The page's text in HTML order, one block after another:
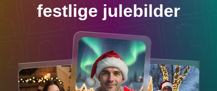
festlige julebilder